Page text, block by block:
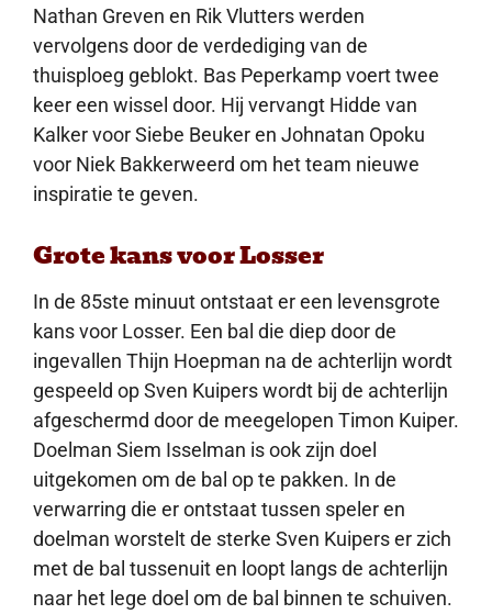
Nathan Greven en Rik Vlutters werden
vervolgens door de verdediging van de
thuisploeg geblokt. Bas Peperkamp voert twee
keer een wissel door. Hij vervangt Hidde van
Kalker voor Siebe Beuker en Johnatan Opoku
voor Niek Bakkerweerd om het team nieuwe
inspiratie te geven.
Grote kans voor Losser
In de 85ste minuut ontstaat er een levensgrote
kans voor Losser. Een bal die diep door de
ingevallen Thijn Hoepman na de achterlijn wordt
gespeeld op Sven Kuipers wordt bij de achterlijn
afgeschermd door de meegelopen Timon Kuiper.
Doelman Siem Isselman is ook zijn doel
uitgekomen om de bal op te pakken. In de
verwarring die er ontstaat tussen speler en
doelman worstelt de sterke Sven Kuipers er zich
met de bal tussenuit en loopt langs de achterlijn
naar het lege doel om de bal binnen te schuiven.